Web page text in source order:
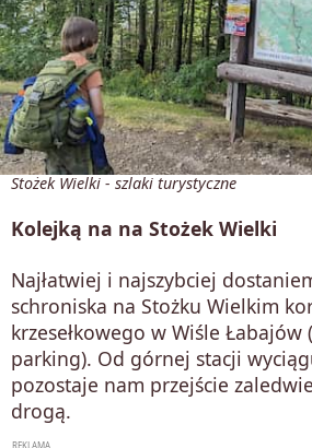
Stożek Wielki - szlaki turystyczne
Kolejką na na Stożek Wielki
Najłatwiej i najszybciej
schroniska na Stożku Wielkim
krzesełkowego w Wiśle
parking). Od górnej stacji
pozostaje nam przejście
drogą.